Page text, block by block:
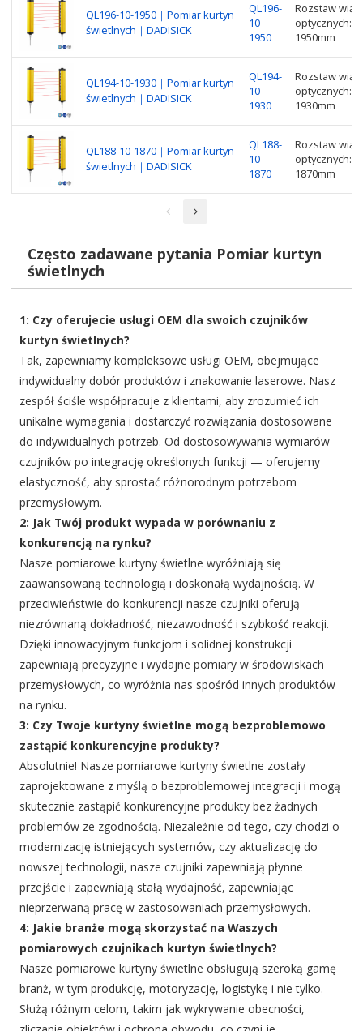
QL196-10-1950｜Pomiar kurtyn
świetlnych｜DADISICK
QL196-
10-
1950
Rozstaw
optycznych:
1950mm
QL194-10-1930｜Pomiar kurtyn
świetlnych｜DADISICK
QL194-
10-
1930
Rozstaw
optycznych:
1930mm
QL188-10-1870｜Pomiar kurtyn
świetlnych｜DADISICK
QL188-
10-
1870
Rozstaw
optycznych:
1870mm
Często zadawane pytania Pomiar kurtyn
świetlnych
1: Czy oferujecie usługi OEM dla swoich czujników
kurtyn świetlnych?
Tak, zapewniamy kompleksowe usługi OEM, obejmujące
indywidualny dobór produktów i znakowanie laserowe. Nasz
zespół ściśle współpracuje z klientami, aby zrozumieć ich
unikalne wymagania i dostarczyć rozwiązania dostosowane
do indywidualnych potrzeb. Od dostosowywania wymiarów
czujników po integrację określonych funkcji — oferujemy
elastyczność, aby sprostać różnorodnym potrzebom
przemysłowym.
2: Jak Twój produkt wypada w porównaniu z
konkurencją na rynku?
Nasze pomiarowe kurtyny świetlne wyróżniają się
zaawansowaną technologią i doskonałą wydajnością. W
przeciwieństwie do konkurencji nasze czujniki oferują
niezrównaną dokładność, niezawodność i szybkość reakcji.
Dzięki innowacyjnym funkcjom i solidnej konstrukcji
zapewniają precyzyjne i wydajne pomiary w środowiskach
przemysłowych, co wyróżnia nas spośród innych produktów
na rynku.
3: Czy Twoje kurtyny świetlne mogą bezproblemowo
zastąpić konkurencyjne produkty?
Absolutnie! Nasze pomiarowe kurtyny świetlne zostały
zaprojektowane z myślą o bezproblemowej integracji i mogą
skutecznie zastąpić konkurencyjne produkty bez żadnych
problemów ze zgodnością. Niezależnie od tego, czy chodzi o
modernizację istniejących systemów, czy aktualizację do
nowszej technologii, nasze czujniki zapewniają płynne
przejście i zapewniają stałą wydajność, zapewniając
nieprzerwaną pracę w zastosowaniach przemysłowych.
4: Jakie branże mogą skorzystać na Waszych
pomiarowych czujnikach kurtyn świetlnych?
Nasze pomiarowe kurtyny świetlne obsługują szeroką gamę
branż, w tym produkcję, motoryzację, logistykę i nie tylko.
Służą różnym celom, takim jak wykrywanie obecności,